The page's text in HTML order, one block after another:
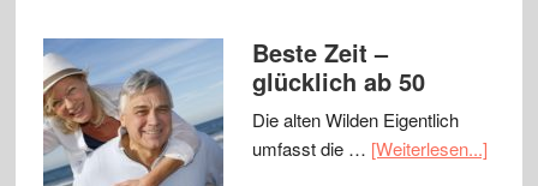
Beste Zeit –
glücklich ab 50
Die alten Wilden Eigentlich
umfasst die … [Weiterlesen...]